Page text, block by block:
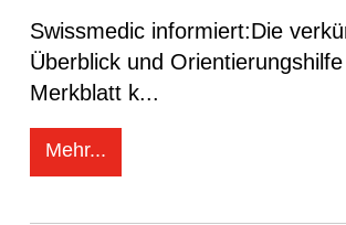
Swissmedic informiert:Die
Überblick und Orientierungshilfe
Merkblatt k...
Mehr...